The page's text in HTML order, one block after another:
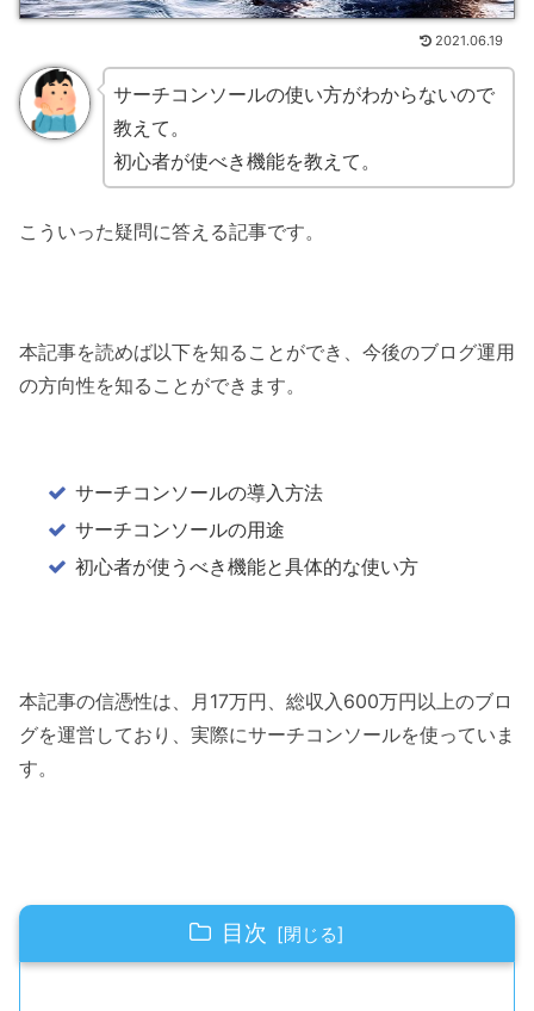
2021.06.19
サーチコンソールの使い方がわからないので
教えて。
初心者が使べき機能を教えて。
こういった疑問に答える記事です。
本記事を読めば以下を知ることができ、今後のブログ運用
の方向性を知ることができます。
サーチコンソールの導入方法
サーチコンソールの用途
初心者が使うべき機能と具体的な使い方
本記事の信憑性は、月17万円、総収入600万円以上のブロ
グを運営しており、実際にサーチコンソールを使っていま
す。
目次